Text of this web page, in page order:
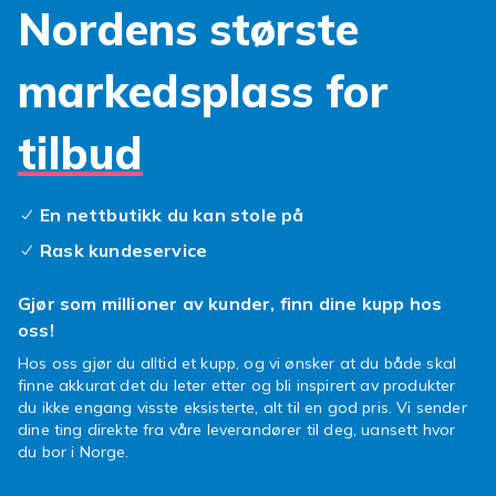
Kompatible deksler, skjermbeskyttere og
ladere til alle Xiaomi-generasjoner. Velg alltid
tilbehoer merket kompatibelt med din
spesifikke modell. Nye produkter legges til
jevnlig og vi leverer raskt direkte hjem til deg.
Sammenlign og finn det beste tilbudet hos
Xiaomi-tilbehørhos Fyndiq.
Xiaomi ble grunnlagt i 2010 og er en av
Xiaomi tilbyr fremragende pris/kvalitet i alle
er mellomklassen og POCO er rettet mot
gaming-entusiaster. Kompatibelt Xiaomi-
tilbehoer gir deg et bredere utvalg til lavere
priser enn originalt tilbehoer. Kontroller alltid
kompatibiliteten med din egen Xiaomi-modell.
Nordens største
markedsplass for
tilbud
En nettbutikk du kan stole på
Rask kundeservice
Gjør som millioner av kunder, finn dine kupp hos
oss!
Hos oss gjør du alltid et kupp, og vi ønsker at du både skal
finne akkurat det du leter etter og bli inspirert av produkter
du ikke engang visste eksisterte, alt til en god pris. Vi sender
dine ting direkte fra våre leverandører til deg, uansett hvor
du bor i Norge.